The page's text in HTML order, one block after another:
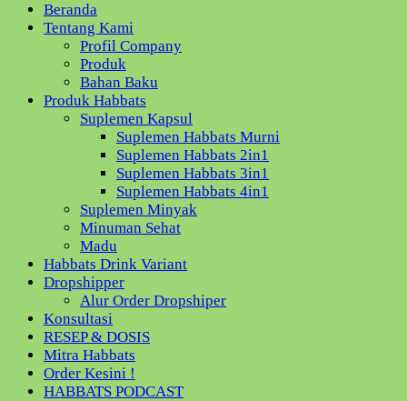
Beranda
Tentang Kami
Profil Company
Produk
Bahan Baku
Produk Habbats
Suplemen Kapsul
Suplemen Habbats Murni
Suplemen Habbats 2in1
Suplemen Habbats 3in1
Suplemen Habbats 4in1
Suplemen Minyak
Minuman Sehat
Madu
Habbats Drink Variant
Dropshipper
Alur Order Dropshiper
Konsultasi
RESEP & DOSIS
Mitra Habbats
Order Kesini !
HABBATS PODCAST